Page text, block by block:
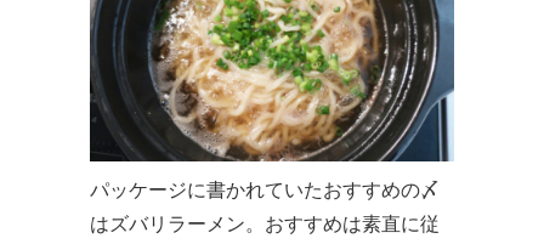
パッケージに書かれていたおすすめの〆
はズバリラーメン。おすすめは素直に従